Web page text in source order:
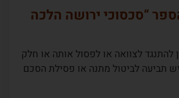
“סכסוכי ירושה הלכה
להתנגד לצוואה או לפסול אותה או חלק
תביעה לביטול מתנה או פסילת הסכם